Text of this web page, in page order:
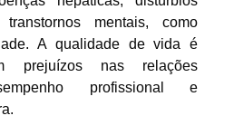
mentais, como
A qualidade de vida é
prejuízos nas relações
profissional e